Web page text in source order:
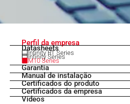
Download center
Perfil da empresa
Datasheets
Infinity RT Series
Infinity Series
M10 Series
Garantia
Manual de instalação
Certificados do produto
Certificados da empresa
Vídeos